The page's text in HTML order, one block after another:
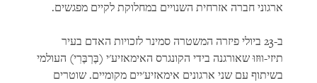
ארגוני חברה אזרחית השנויים במחלוקת לקיים מפגשים.
ב-23 ביולי פיזרה המשטרה סמינר לזכויות האדם בעיר
תיזי-ווּזוּ שאורגנה בידי הקונגרס האימאזיע'י (בֶּרְבֶּרִי) העולמי
בשיתוף עם שני ארגונים אימאזיע'יים מקומיים. שוטרים